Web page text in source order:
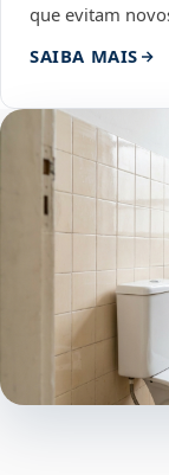
que evitam
SAIBA MAIS